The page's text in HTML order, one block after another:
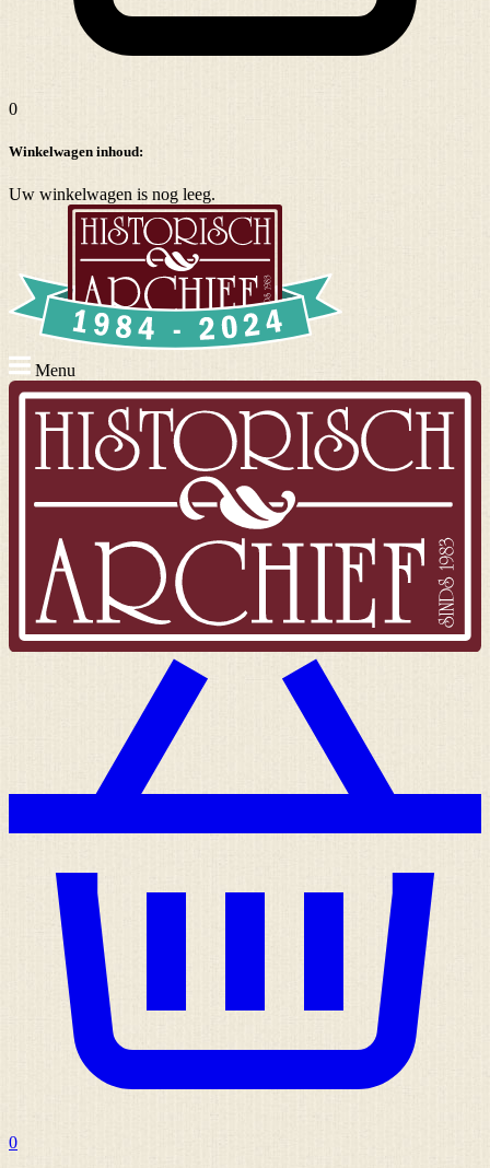
0
Winkelwagen inhoud:
Uw winkelwagen is nog leeg.
Menu
0